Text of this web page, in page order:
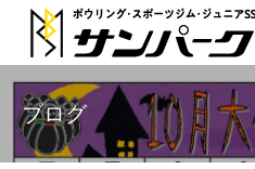
ブログ